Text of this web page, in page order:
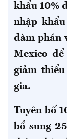
khẩu 10%
nhập
đàm phán
Mexico
giảm
gia.​
Tuyên bố
bổ sung